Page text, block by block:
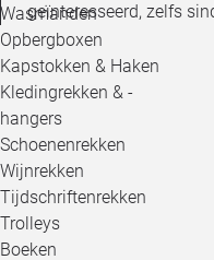
Wasmanden
Opbergboxen
Kapstokken & Haken
Kledingrekken & -
hangers
Schoenenrekken
Wijnrekken
Tijdschriftenrekken
Trolleys
Boeken
geïnteresseerd, zelfs